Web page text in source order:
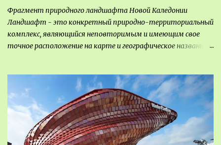
Фрагмент природного ландшафта Новой Каледонии
Ландшафт - это конкретный природно-территориальный
комплекс, являющийся неповторимым и имеющим свое
точное расположение на карте и географическое название.
видом деятельность происходящей на них. Одни
используют в качестве выращивания агрокультур. Другие
для строительства населенных пунктов и т.д.